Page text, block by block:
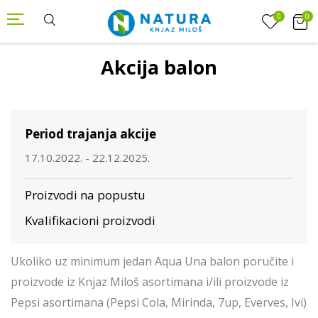
0 0
Akcija balon
Period trajanja akcije
17.10.2022. - 22.12.2025.
Proizvodi na popustu
Kvalifikacioni proizvodi
Ukoliko uz minimum jedan Aqua Una balon poručite i
proizvode iz Knjaz Miloš asortimana i/ili proizvode iz
Pepsi asortimana (Pepsi Cola, Mirinda, 7up, Everves, Ivi)